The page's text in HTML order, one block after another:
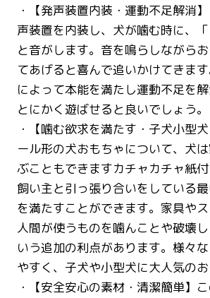
・【発声装置内装・運動不足解消
声装置を内装し、犬が噛む時に、「
と音がします。音を鳴らしながら
てあげると喜んで追いかけてきま
によって本能を満たし運動不足を解
とにかく遊ばせると良いでしょう。
・【噛む欲求を満たす・子犬小型
ール形の犬おもちゃについて、犬
ぶこともできますカチャカチャ紙
飼い主と引っ張り合いをしている
を満たすことができます。家具や
人間が使うものを噛んことや破壊
いう追加の利点があります。様々
やすく、子犬や小型犬に大人気のお
・【安全安心の素材・清潔簡単】